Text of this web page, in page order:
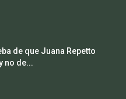
de que Juana Repetto
no de...